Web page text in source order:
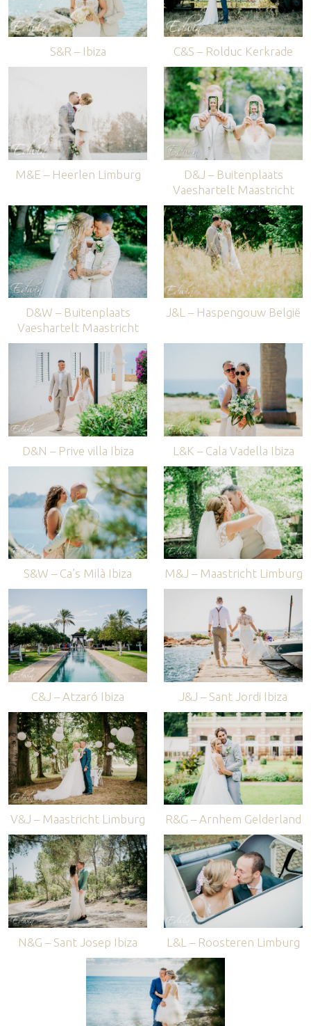
S&R – Ibiza C&S – Rolduc Kerkrade
M&E – Heerlen Limburg
D&J – Buitenplaats
Vaeshartelt Maastricht
D&W – Buitenplaats
Vaeshartelt Maastricht
J&L – Haspengouw België
D&N – Prive villa Ibiza L&K – Cala Vadella Ibiza
S&W – Ca’s Milà Ibiza M&J – Maastricht Limburg
C&J – Atzaró Ibiza J&J – Sant Jordi Ibiza
V&J – Maastricht Limburg R&G – Arnhem Gelderland
N&G – Sant Josep Ibiza L&L – Roosteren Limburg